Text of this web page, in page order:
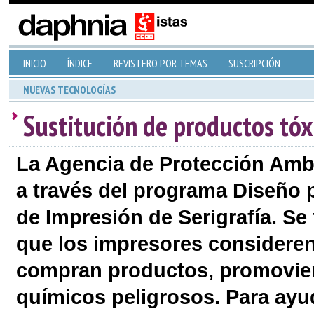
INICIO ÍNDICE REVISTERO POR TEMAS SUSCRIPCIÓN
NUEVAS TECNOLOGÍAS
Sustitución de productos
La Agencia de Protección
a través del programa Diseño
de Impresión de Serigrafía.
que los impresores
compran productos,
químicos peligrosos. Para